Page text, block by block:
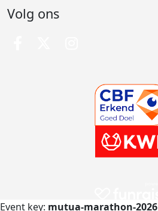
Volg ons
Event key: mutua-marathon-2026